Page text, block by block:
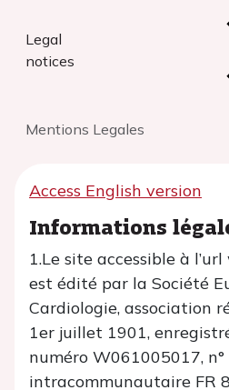
Legal
notices
Mentions Legales
Access English version
Informations
1.Le site accessible à
est édité par la Société
Cardiologie, association
1er juillet 1901,
numéro W061005017, n°
intracommunautaire FR